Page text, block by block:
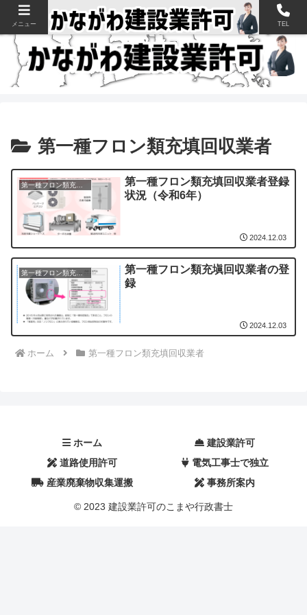
神奈川県の建設業許可申請・取得を支援【新規・更新・経審】
第一種フロン類充填回収業者
第一種フロン類充填回収業者登録
状況（令和6年）
2024.12.03
第一種フロン類充塡回収業者の登
録
2024.12.03
ホーム 第一種フロン類充填回収業者
ホーム 建設業許可
道路使用許可 電気工事士で独立
産業廃棄物収集運搬 事務所案内
© 2023 建設業許可のこまや行政書士
メニュー TEL